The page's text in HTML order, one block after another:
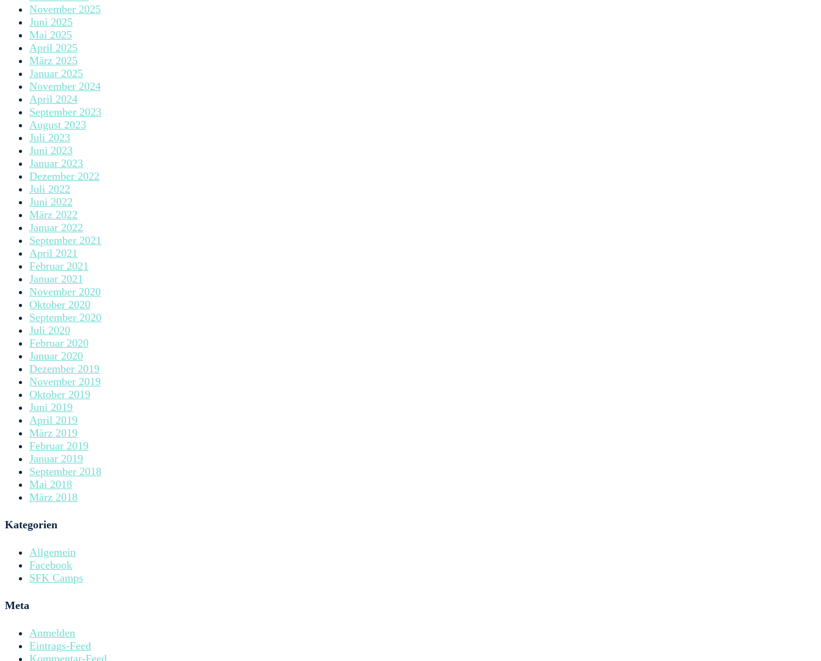
November 2025
Juni 2025
Mai 2025
April 2025
März 2025
Januar 2025
November 2024
April 2024
September 2023
August 2023
Juli 2023
Juni 2023
Januar 2023
Dezember 2022
Juli 2022
Juni 2022
März 2022
Januar 2022
September 2021
April 2021
Februar 2021
Januar 2021
November 2020
Oktober 2020
September 2020
Juli 2020
Februar 2020
Januar 2020
Dezember 2019
November 2019
Oktober 2019
Juni 2019
April 2019
März 2019
Februar 2019
Januar 2019
September 2018
Mai 2018
März 2018
Kategorien
Allgemein
Facebook
SFK Camps
Meta
Anmelden
Eintrags-Feed